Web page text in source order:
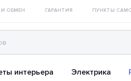
И ОБМЕН ГАРАНТИЯ ПУНКТЫ
интерьера Электрика